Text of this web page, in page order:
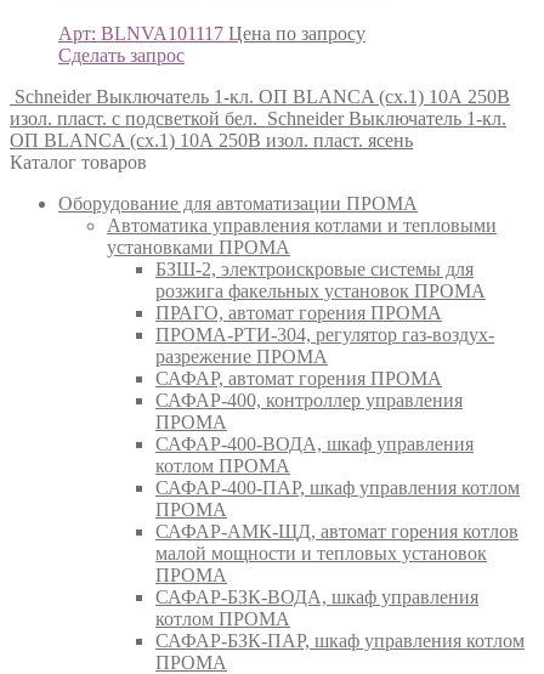
Арт: BLNVA101117 Цена по запросу
Сделать запрос
Schneider Выключатель 1-кл. ОП BLANCA (сх.1) 10А 250В
изол. пласт. с подсветкой бел. Schneider Выключатель 1-кл.
ОП BLANCA (сх.1) 10А 250В изол. пласт. ясень
Каталог товаров
Оборудование для автоматизации ПРОМА
Автоматика управления котлами и тепловыми
установками ПРОМА
БЗШ-2, электроискровые системы для
розжига факельных установок ПРОМА
ПРАГО, автомат горения ПРОМА
ПРОМА-РТИ-304, регулятор газ-воздух-
разрежение ПРОМА
САФАР, автомат горения ПРОМА
САФАР-400, контроллер управления
ПРОМА
САФАР-400-ВОДА, шкаф управления
котлом ПРОМА
САФАР-400-ПАР, шкаф управления котлом
ПРОМА
САФАР-АМК-ЩД, автомат горения котлов
малой мощности и тепловых установок
ПРОМА
САФАР-БЗК-ВОДА, шкаф управления
котлом ПРОМА
САФАР-БЗК-ПАР, шкаф управления котлом
ПРОМА